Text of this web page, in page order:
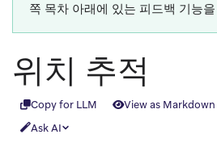
쪽 목차 아래에 있는 피드백 기능
위치 추적
Copy for LLM View as Markdown
Ask AI